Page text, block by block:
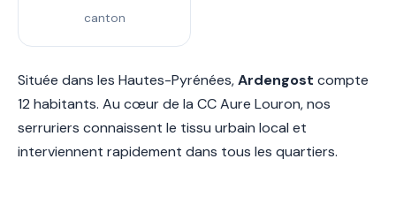
canton
Située dans les Hautes-Pyrénées,Ardengost compte
12 habitants. Au cœur de la CC Aure Louron, nos
serruriers connaissent le tissu urbain local et
interviennent rapidement dans tous les quartiers.